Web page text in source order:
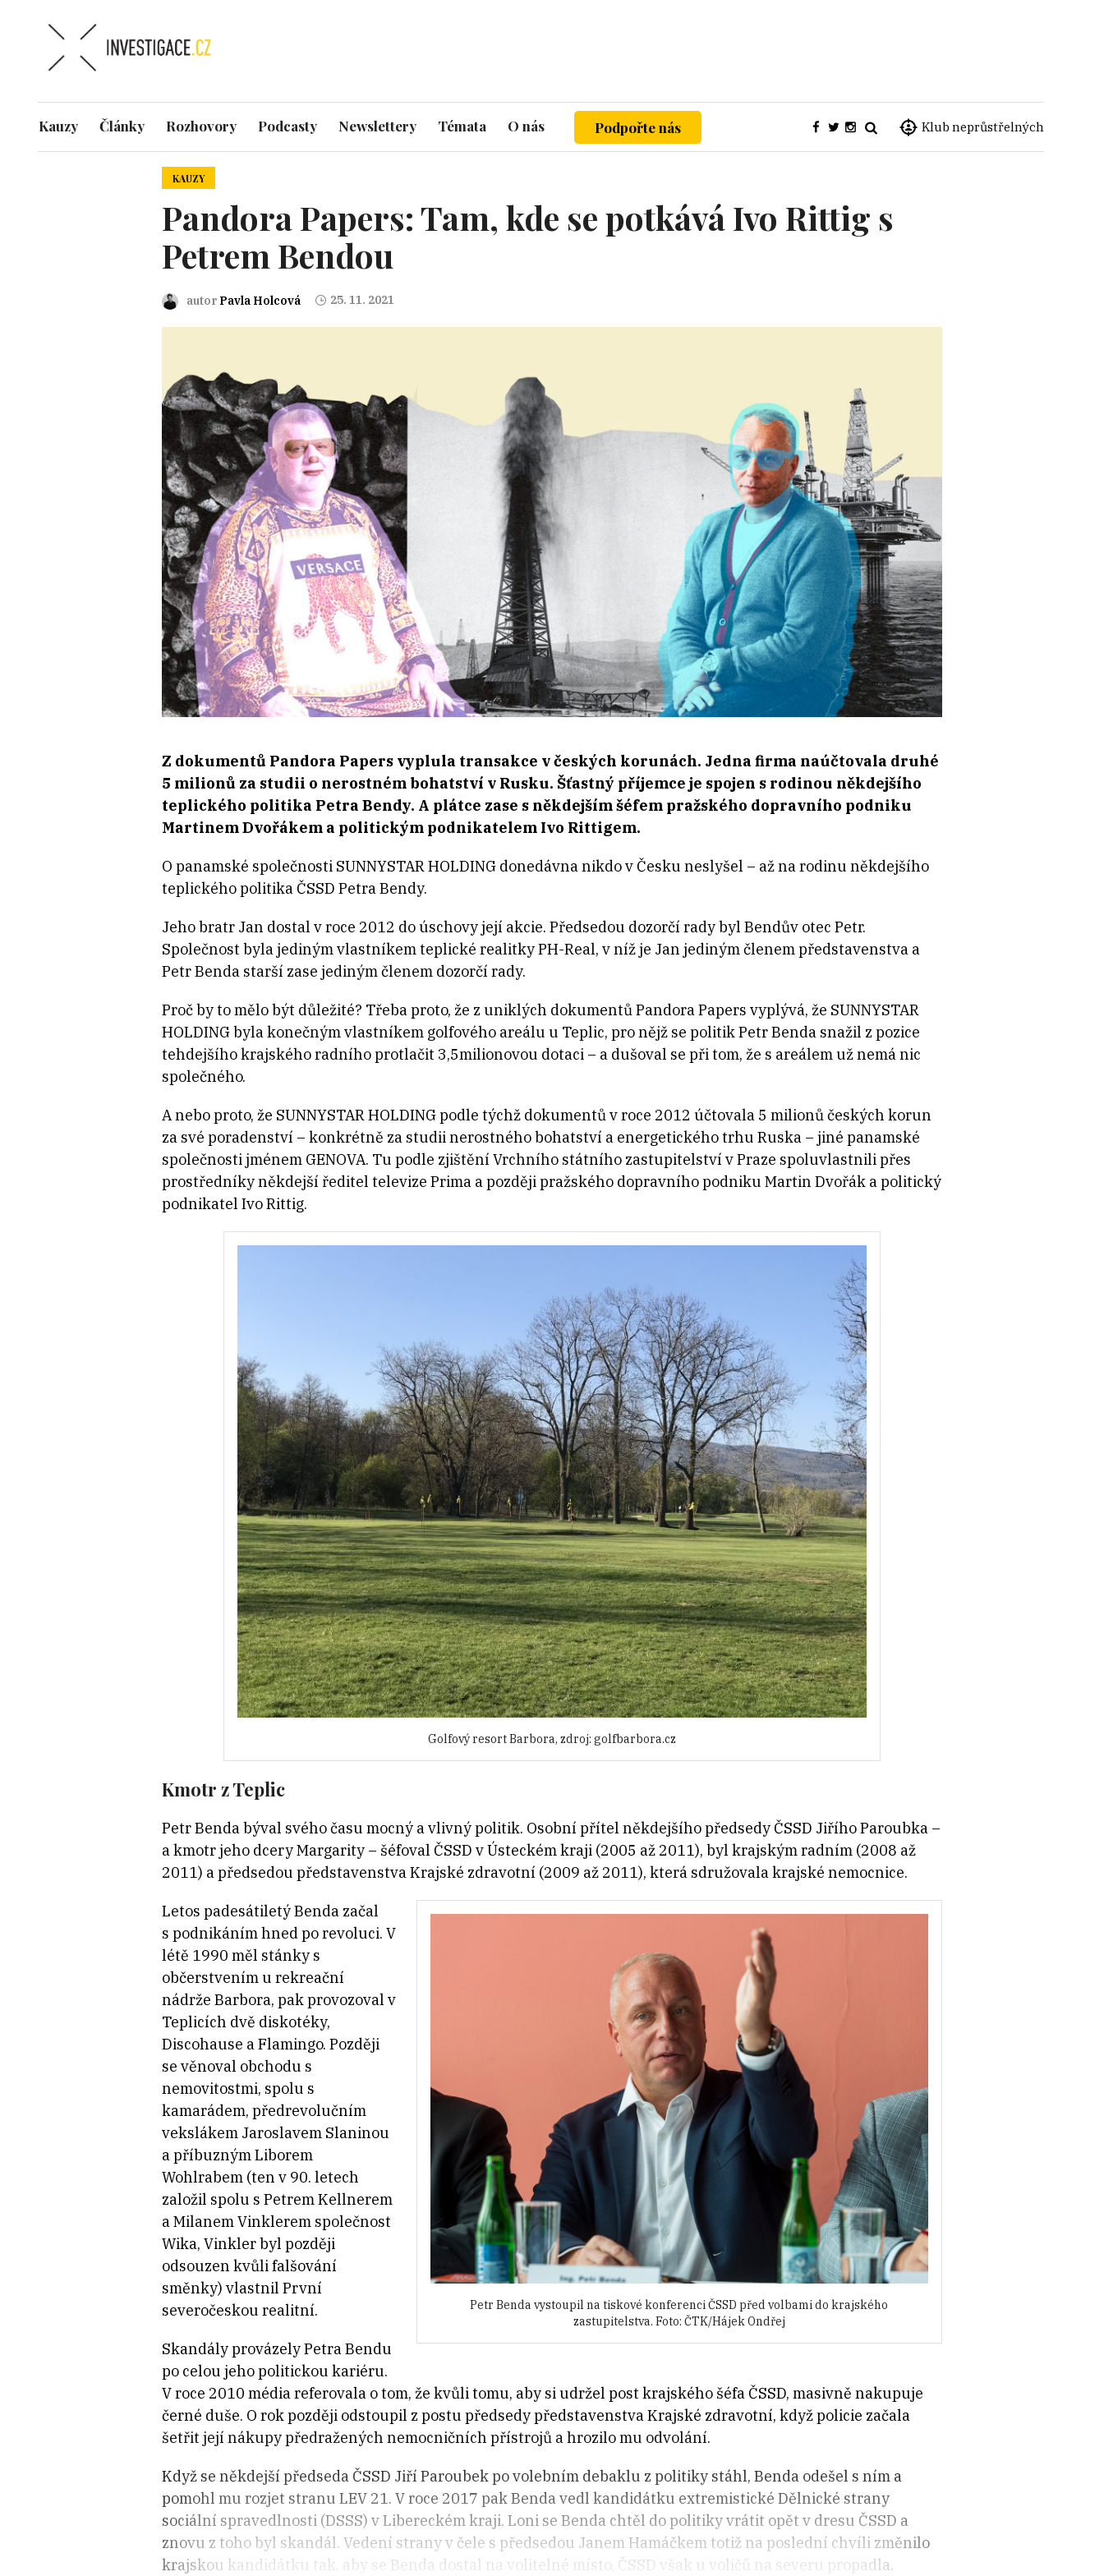
Klub neprůstřelných
Kauzy Články Rozhovory Podcasty Newslettery Témata O nás Podpořte nás
KAUZY
Pandora Papers: Tam, kde se potkává Ivo Rittig s
Petrem Bendou
autor Pavla Holcová 25. 11. 2021
Z dokumentů Pandora Papers vyplula transakce v českých korunách. Jedna firma naúčtovala druhé
5 milionů za studii o nerostném bohatství v Rusku. Šťastný příjemce je spojen s rodinou někdejšího
teplického politika Petra Bendy. A plátce zase s někdejším šéfem pražského dopravního podniku
Martinem Dvořákem a politickým podnikatelem Ivo Rittigem.
O panamské společnosti SUNNYSTAR HOLDING donedávna nikdo v Česku neslyšel – až na rodinu někdejšího
teplického politika ČSSD Petra Bendy.
Jeho bratr Jan dostal v roce 2012 do úschovy její akcie. Předsedou dozorčí rady byl Bendův otec Petr.
Společnost byla jediným vlastníkem teplické realitky PH-Real, v níž je Jan jediným členem představenstva a
Petr Benda starší zase jediným členem dozorčí rady.
Proč by to mělo být důležité? Třeba proto, že z uniklých dokumentů Pandora Papers vyplývá, že SUNNYSTAR
HOLDING byla konečným vlastníkem golfového areálu u Teplic, pro nějž se politik Petr Benda snažil z pozice
tehdejšího krajského radního protlačit 3,5milionovou dotaci – a dušoval se při tom, že s areálem už nemá nic
společného.
A nebo proto, že SUNNYSTAR HOLDING podle týchž dokumentů v roce 2012 účtovala 5 milionů českých korun
za své poradenství – konkrétně za studii nerostného bohatství a energetického trhu Ruska – jiné panamské
společnosti jménem GENOVA. Tu podle zjištění Vrchního státního zastupitelství v Praze spoluvlastnili přes
prostředníky někdejší ředitel televize Prima a později pražského dopravního podniku Martin Dvořák a politický
podnikatel Ivo Rittig.
Golfový resort Barbora, zdroj: golfbarbora.cz
Kmotr z Teplic
Petr Benda býval svého času mocný a vlivný politik. Osobní přítel někdejšího předsedy ČSSD Jiřího Paroubka –
a kmotr jeho dcery Margarity – šéfoval ČSSD v Ústeckém kraji (2005 až 2011), byl krajským radním (2008 až
2011) a předsedou představenstva Krajské zdravotní (2009 až 2011), která sdružovala krajské nemocnice.
Petr Benda vystoupil na tiskové konferenci ČSSD před volbami do krajského
zastupitelstva. Foto: ČTK/Hájek Ondřej
Letos padesátiletý Benda začal
s podnikáním hned po revoluci. V
létě 1990 měl stánky s
občerstvením u rekreační
nádrže Barbora, pak provozoval v
Teplicích dvě diskotéky,
Discohause a Flamingo. Později
se věnoval obchodu s
nemovitostmi, spolu s
kamarádem, předrevolučním
vekslákem Jaroslavem Slaninou
a příbuzným Liborem
Wohlrabem (ten v 90. letech
založil spolu s Petrem Kellnerem
a Milanem Vinklerem společnost
Wika, Vinkler byl později
odsouzen kvůli falšování
směnky) vlastnil První
severočeskou realitní.
Skandály provázely Petra Bendu
po celou jeho politickou kariéru.
V roce 2010 média referovala o tom, že kvůli tomu, aby si udržel post krajského šéfa ČSSD, masivně nakupuje
černé duše. O rok později odstoupil z postu předsedy představenstva Krajské zdravotní, když policie začala
šetřit její nákupy předražených nemocničních přístrojů a hrozilo mu odvolání.
Když se někdejší předseda ČSSD Jiří Paroubek po volebním debaklu z politiky stáhl, Benda odešel s ním a
pomohl mu rozjet stranu LEV 21. V roce 2017 pak Benda vedl kandidátku extremistické Dělnické strany
sociální spravedlnosti (DSSS) v Libereckém kraji. Loni se Benda chtěl do politiky vrátit opět v dresu ČSSD a
znovu z toho byl skandál. Vedení strany v čele s předsedou Janem Hamáčkem totiž na poslední chvíli změnilo
krajskou kandidátku tak, aby se Benda dostal na volitelné místo, ČSSD však u voličů na severu propadla.